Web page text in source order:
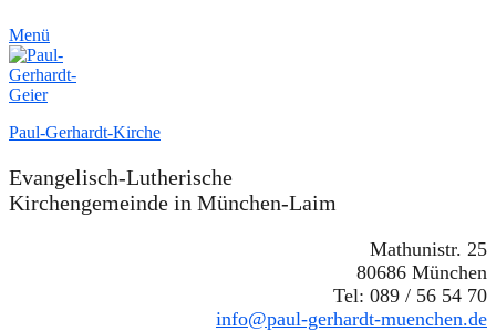
Menü
Paul-Gerhardt-Kirche
Evangelisch-Lutherische
Kirchengemeinde in München-Laim
Mathunistr. 25
80686 München
Tel: 089 / 56 54 70
info@paul-gerhardt-muenchen.de